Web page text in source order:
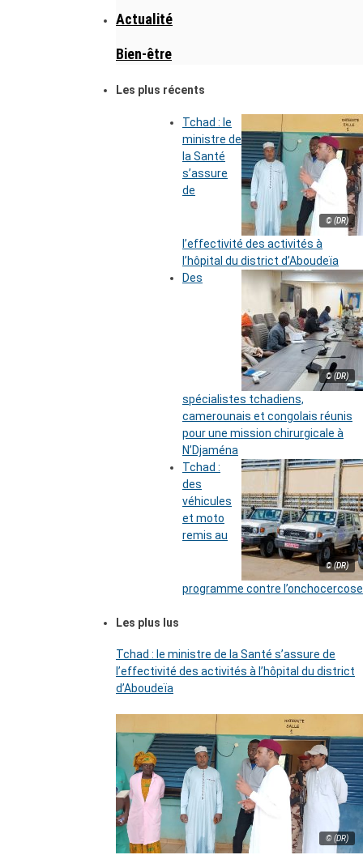
Actualité
Bien-être
Les plus récents
© (DR)
Tchad : le
ministre de
la Santé
s’assure
de
l’effectivité des activités à
l’hôpital du district d’Aboudeïa
© (DR)
Des
spécialistes tchadiens,
camerounais et congolais réunis
pour une mission chirurgicale à
N’Djaména
© (DR)
Tchad :
des
véhicules
et moto
remis au
programme contre l’onchocercose
Les plus lus
Tchad : le ministre de la Santé s’assure de
l’effectivité des activités à l’hôpital du district
d’Aboudeïa
© (DR)